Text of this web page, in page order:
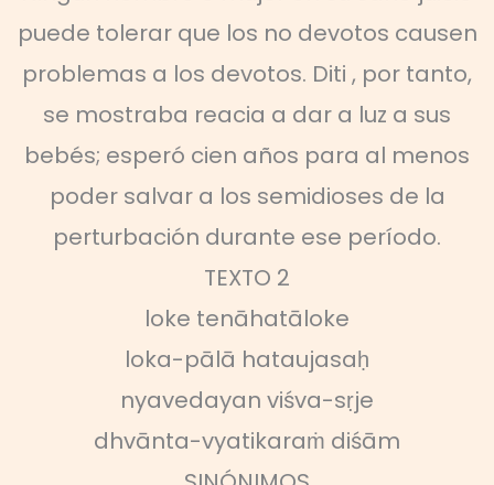
puede tolerar que los no devotos causen
problemas a los devotos. Diti , por tanto,
se mostraba reacia a dar a luz a sus
bebés; esperó cien años para al menos
poder salvar a los semidioses de la
perturbación durante ese período.
TEXTO 2
loke tenāhatāloke
loka-pālā hataujasaḥ
nyavedayan viśva-sṛje
dhvānta-vyatikaraṁ diśām